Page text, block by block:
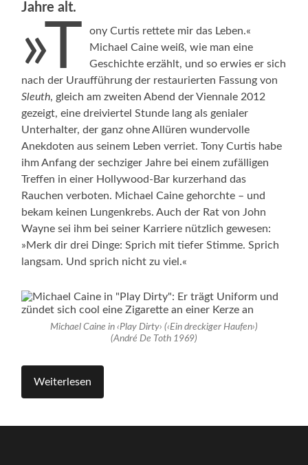
Jahre alt.
»T
ony Curtis rettete mir das Leben.«
Michael Caine weiß, wie man eine
Geschichte erzählt, und so erwies er sich
nach der Uraufführung der restaurierten Fassung von
Sleuth, gleich am zweiten Abend der Viennale 2012
gezeigt, eine dreiviertel Stunde lang als genialer
Unterhalter, der ganz ohne Allüren wundervolle
Anekdoten aus seinem Leben verriet. Tony Curtis habe
ihm Anfang der sechziger Jahre bei einem zufälligen
Treffen in einer Hollywood-Bar kurzerhand das
Rauchen verboten. Michael Caine gehorchte – und
bekam keinen Lungenkrebs. Auch der Rat von John
Wayne sei ihm bei seiner Karriere nützlich gewesen:
»Merk dir drei Dinge: Sprich mit tiefer Stimme. Sprich
langsam. Und sprich nicht zu viel.«
Michael Caine in ‹Play Dirty› (‹Ein dreckiger Haufen›)
(André De Toth 1969)
Weiterlesen